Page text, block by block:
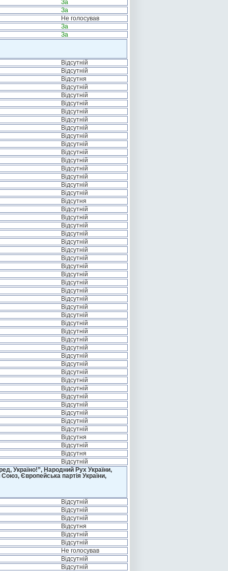
За
За
Не голосував
За
За
Відсутній
Відсутній
Відсутня
Відсутній
Відсутній
Відсутній
Відсутній
Відсутній
Відсутній
Відсутній
Відсутній
Відсутній
Відсутній
Відсутній
Відсутній
Відсутній
Відсутній
Відсутня
Відсутній
Відсутній
Відсутній
Відсутній
Відсутній
Відсутній
Відсутній
Відсутній
Відсутній
Відсутній
Відсутній
Відсутній
Відсутній
Відсутній
Відсутній
Відсутній
Відсутній
Відсутній
Відсутній
Відсутній
Відсутній
Відсутній
Відсутній
Відсутній
Відсутній
Відсутній
Відсутній
Відсутній
Відсутня
Відсутній
Відсутня
Відсутній
Україно!”, Народний Рух України,
Європейська партія України,
Відсутній
Відсутній
Відсутній
Відсутня
Відсутній
Відсутній
Не голосував
Відсутній
Відсутній